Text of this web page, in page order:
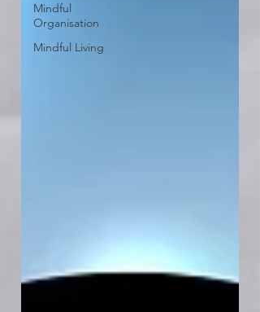
Mindful
Organisation
Mindful Living